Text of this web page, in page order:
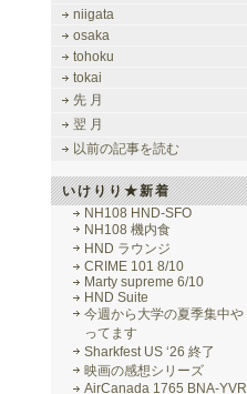
niigata
osaka
tohoku
tokai
先 月
翌 月
以前の記事を読む
いけりり★新着
NH108 HND-SFO
NH108 機内食
HND ラウンジ
CRIME 101 8/10
Marty supreme 6/10
HND Suite
今週から大学の夏季集中や
ってます
Sharkfest US ‘26 終了
映画の感想シリーズ
AirCanada 1765 BNA-YVR